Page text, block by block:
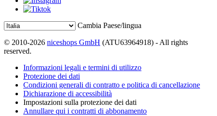
Cambia Paese/lingua
© 2010-2026 niceshops GmbH (ATU63964918) - All rights
reserved.
Informazioni legali e termini di utilizzo
Protezione dei dati
Condizioni generali di contratto e politica di cancellazione
Dichiarazione di accessibilità
Impostazioni sulla protezione dei dati
Annullare qui i contratti di abbonamento